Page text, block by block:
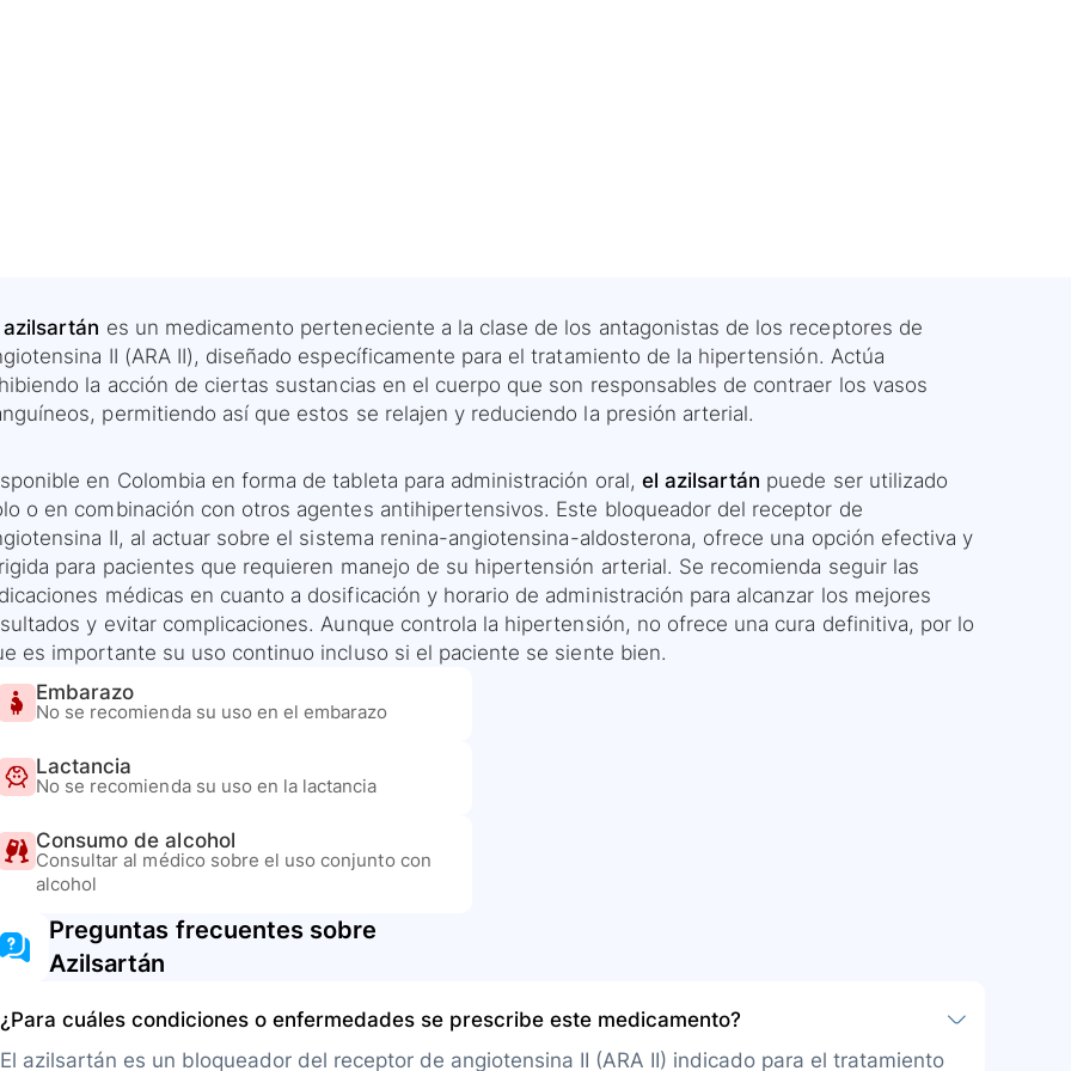
azilsartán es un medicamento perteneciente a la clase de los antagonistas de los receptores de
II (ARA II), diseñado específicamente para el tratamiento de la hipertensión. Actúa
la acción de ciertas sustancias en el cuerpo que son responsables de contraer los vasos
permitiendo así que estos se relajen y reduciendo la presión arterial.
en Colombia en forma de tableta para administración oral, el azilsartán puede ser utilizado
o en combinación con otros agentes antihipertensivos. Este bloqueador del receptor de
II, al actuar sobre el sistema renina-angiotensina-aldosterona, ofrece una opción efectiva y
para pacientes que requieren manejo de su hipertensión arterial. Se recomienda seguir las
médicas en cuanto a dosificación y horario de administración para alcanzar los mejores
y evitar complicaciones. Aunque controla la hipertensión, no ofrece una cura definitiva, por lo
es importante su uso continuo incluso si el paciente se siente bien.
Embarazo
No se recomienda su uso en el embarazo
Lactancia
No se recomienda su uso en la lactancia
Consumo de alcohol
Consultar al médico sobre el uso conjunto con
alcohol
Preguntas frecuentes sobre
Azilsartán
¿Para cuáles condiciones o enfermedades se prescribe este medicamento?
El azilsartán es un bloqueador del receptor de angiotensina II (ARA II) indicado para el tratamiento